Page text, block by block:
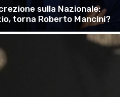
sulla Nazionale:
torna Roberto Mancini?